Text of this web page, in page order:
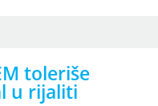
toleriše
u rijaliti